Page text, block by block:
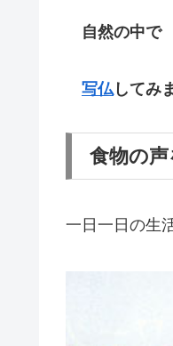
自然の中で
写仏してみ
食物の声
一日一日の生